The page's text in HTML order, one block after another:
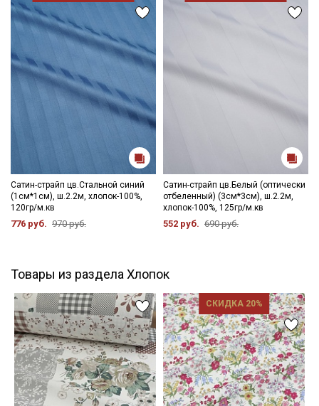
Сатин-страйп цв.Стальной синий
(1см*1см), ш.2.2м, хлопок-100%,
120гр/м.кв
776 руб. 970 руб.
Сатин-страйп цв.Белый (оптически
отбеленный) (3см*3см), ш.2.2м,
хлопок-100%, 125гр/м.кв
552 руб. 690 руб.
Товары из раздела Хлопок
СКИДКА 20%